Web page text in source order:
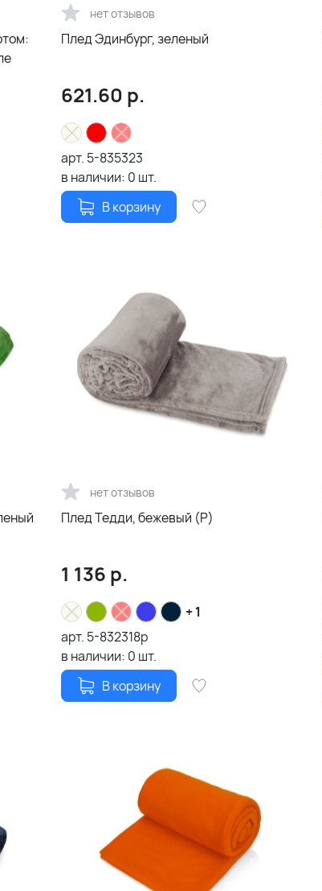
нет отзывов
Плед Эдинбург, зеленый
621.60 р.
арт. 5-835323
в наличии: 0 шт.
В корзину
нет отзывов
Плед Тедди, бежевый (Р)
1 136 р.
+ 1
арт. 5-832318p
в наличии: 0 шт.
В корзину